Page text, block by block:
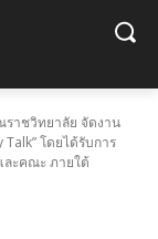
าชวิทยาลัย จัดงาน
โดยได้รับการ
ละคณะ ภายใต้